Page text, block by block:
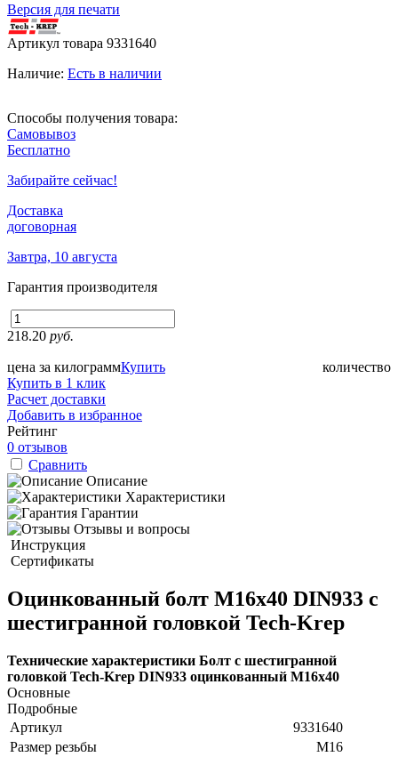
Версия для печати
Артикул товара 9331640
Наличие: Есть в наличии
Способы получения товара:
Самовывоз
Бесплатно
Забирайте сейчас!
Доставка
договорная
Завтра, 10 августа
Гарантия производителя
218.20 руб.
цена за килограмм количество
Купить
Купить в 1 клик
Расчет доставки
Добавить в избранное
Рейтинг
0 отзывов
Сравнить
Описание
Характеристики
Гарантии
Отзывы и вопросы
Инструкция
Сертификаты
Оцинкованный болт М16х40 DIN933 с
шестигранной головкой Tech-Krep
Технические характеристики Болт с шестигранной
головкой Tech-Krep DIN933 оцинкованный М16х40
Основные
Подробные
Артикул
9331640
Размер резьбы
М16